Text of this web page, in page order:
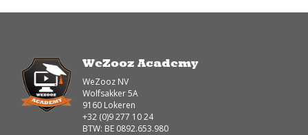
WeZooz Academy
WeZooz NV
Wolfsakker 5A
9160 Lokeren
+32 (0)9 277 10 24
BTW: BE 0892.653.980